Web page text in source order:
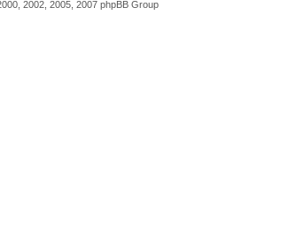
2002, 2005, 2007 phpBB Group